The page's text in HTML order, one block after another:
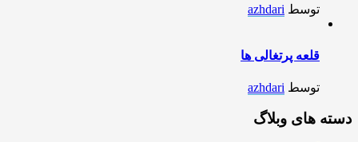
توسط azhdari
قلعه پرتغالی ها
توسط azhdari
دسته های وبلاگ